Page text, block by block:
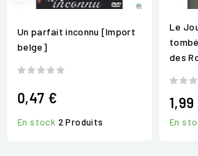
Un parfait inconnu [Import
belge]
0,47 €
En stock 2 Produits
Le
des
1,99
En